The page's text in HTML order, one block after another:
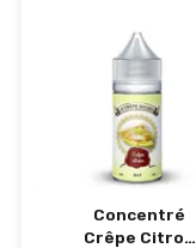
Concentré
Crêpe Citron